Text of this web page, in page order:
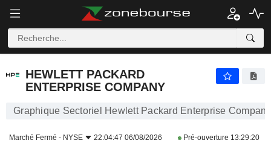
HEWLETT PACKARD
ENTERPRISE COMPANY
Graphique Sectoriel Hewlett Packard Enterprise Company
Marché Fermé - NYSE 22:04:47 06/08/2026 Pré-ouverture 13:29:20